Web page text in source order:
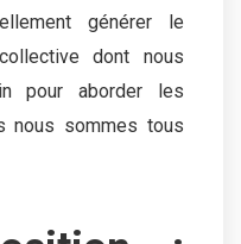
générer le
dont nous
pour aborder les
nous sommes tous